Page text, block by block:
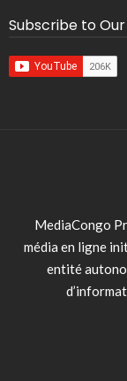
Subscribe to
MediaCongo
média en ligne
entité